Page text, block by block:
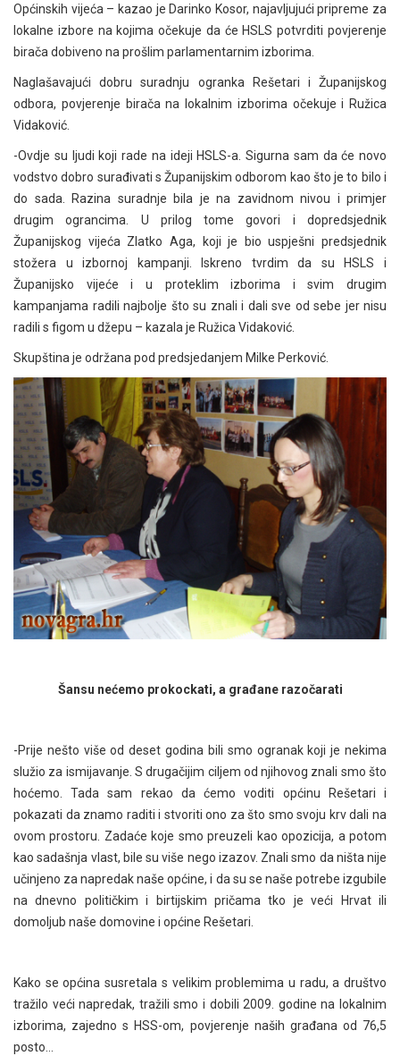
Općinskih vijeća – kazao je Darinko Kosor, najavljujući pripreme za
lokalne izbore na kojima očekuje da će HSLS potvrditi povjerenje
birača dobiveno na prošlim parlamentarnim izborima.
Naglašavajući dobru suradnju ogranka Rešetari i Županijskog
odbora, povjerenje birača na lokalnim izborima očekuje i Ružica
Vidaković.
-Ovdje su ljudi koji rade na ideji HSLS-a. Sigurna sam da će novo
vodstvo dobro surađivati s Županijskim odborom kao što je to bilo i
do sada. Razina suradnje bila je na zavidnom nivou i primjer
drugim ograncima. U prilog tome govori i dopredsjednik
Županijskog vijeća Zlatko Aga, koji je bio uspješni predsjednik
stožera u izbornoj kampanji. Iskreno tvrdim da su HSLS i
Županijsko vijeće i u proteklim izborima i svim drugim
kampanjama radili najbolje što su znali i dali sve od sebe jer nisu
radili s figom u džepu – kazala je Ružica Vidaković.
Skupština je održana pod predsjedanjem Milke Perković.
Šansu nećemo prokockati, a građane razočarati
-Prije nešto više od deset godina bili smo ogranak koji je nekima
služio za ismijavanje. S drugačijim ciljem od njihovog znali smo što
hoćemo. Tada sam rekao da ćemo voditi općinu Rešetari i
pokazati da znamo raditi i stvoriti ono za što smo svoju krv dali na
ovom prostoru. Zadaće koje smo preuzeli kao opozicija, a potom
kao sadašnja vlast, bile su više nego izazov. Znali smo da ništa nije
učinjeno za napredak naše općine, i da su se naše potrebe izgubile
na dnevno političkim i birtijskim pričama tko je veći Hrvat ili
domoljub naše domovine i općine Rešetari.
Kako se općina susretala s velikim problemima u radu, a društvo
tražilo veći napredak, tražili smo i dobili 2009. godine na lokalnim
izborima, zajedno s HSS-om, povjerenje naših građana od 76,5
posto…